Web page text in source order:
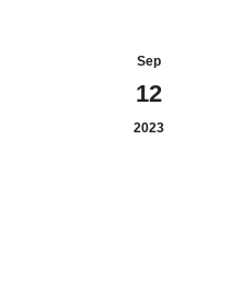
Sep
12
2023